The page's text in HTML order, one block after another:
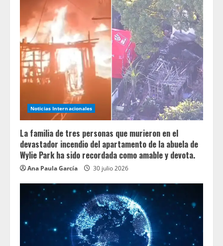
Noticias Internacionales
La familia de tres personas que murieron en el
devastador incendio del apartamento de la abuela de
Wylie Park ha sido recordada como amable y devota.
Ana Paula García 30 julio 2026